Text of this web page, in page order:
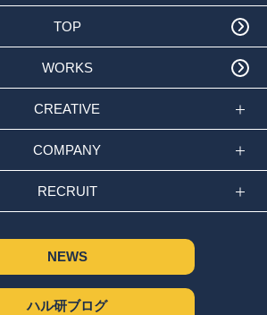
TOP
WORKS
CREATIVE
COMPANY
RECRUIT
NEWS
ハル研ブログ